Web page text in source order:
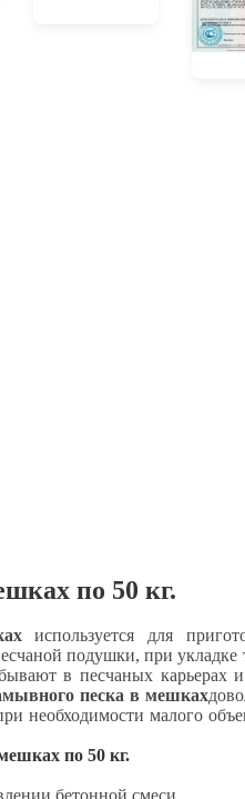
по 50 кг.
используется для
подушки, при
в песчаных карьерах
песка в мешках
необходимости малого
по 50 кг.
бетонной смеси